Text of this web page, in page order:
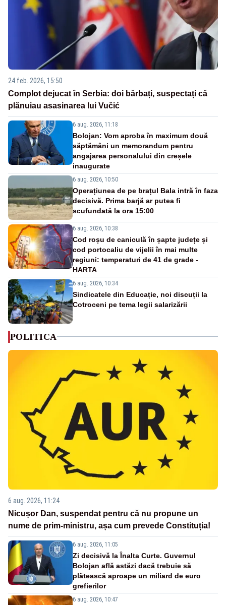
24 feb. 2026, 15:50
Complot dejucat în Serbia: doi bărbați, suspectați că
plănuiau asasinarea lui Vučić
6 aug. 2026, 11:18
Bolojan: Vom aproba în maximum două
săptămâni un memorandum pentru
angajarea personalului din creșele
inaugurate
6 aug. 2026, 10:50
Operațiunea de pe brațul Bala intră în faza
decisivă. Prima barjă ar putea fi
scufundată la ora 15:00
6 aug. 2026, 10:38
Cod roșu de caniculă în șapte județe și
cod portocaliu de vijelii în mai multe
regiuni: temperaturi de 41 de grade -
HARTA
6 aug. 2026, 10:34
Sindicatele din Educație, noi discuții la
Cotroceni pe tema legii salarizării
POLITICA
6 aug. 2026, 11:24
Nicușor Dan, suspendat pentru că nu propune un
nume de prim-ministru, așa cum prevede Constituția!
6 aug. 2026, 11:05
Zi decisivă la Înalta Curte. Guvernul
Bolojan află astăzi dacă trebuie să
plătească aproape un miliard de euro
grefierilor
6 aug. 2026, 10:47